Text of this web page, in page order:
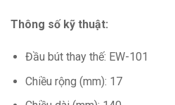
Thông số kỹ thuật:
Đầu bút thay thế: EW-101
Chiều rộng (mm): 17